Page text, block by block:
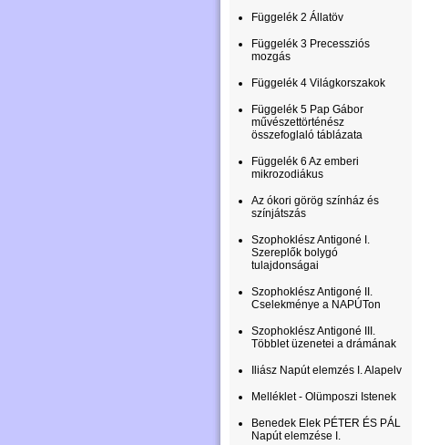
Függelék 2 Állatöv
Függelék 3 Precessziós
mozgás
Függelék 4 Világkorszakok
Függelék 5 Pap Gábor
művészettörténész
összefoglaló táblázata
Függelék 6 Az emberi
mikrozodiákus
Az ókori görög színház és
színjátszás
Szophoklész Antigoné I.
Szereplők bolygó
tulajdonságai
Szophoklész Antigoné II.
Cselekménye a NAPÚTon
Szophoklész Antigoné III.
Többlet üzenetei a drámának
Iliász Napút elemzés I. Alapelv
Melléklet - Olümposzi Istenek
Benedek Elek PÉTER ÉS PÁL
Napút elemzése I.